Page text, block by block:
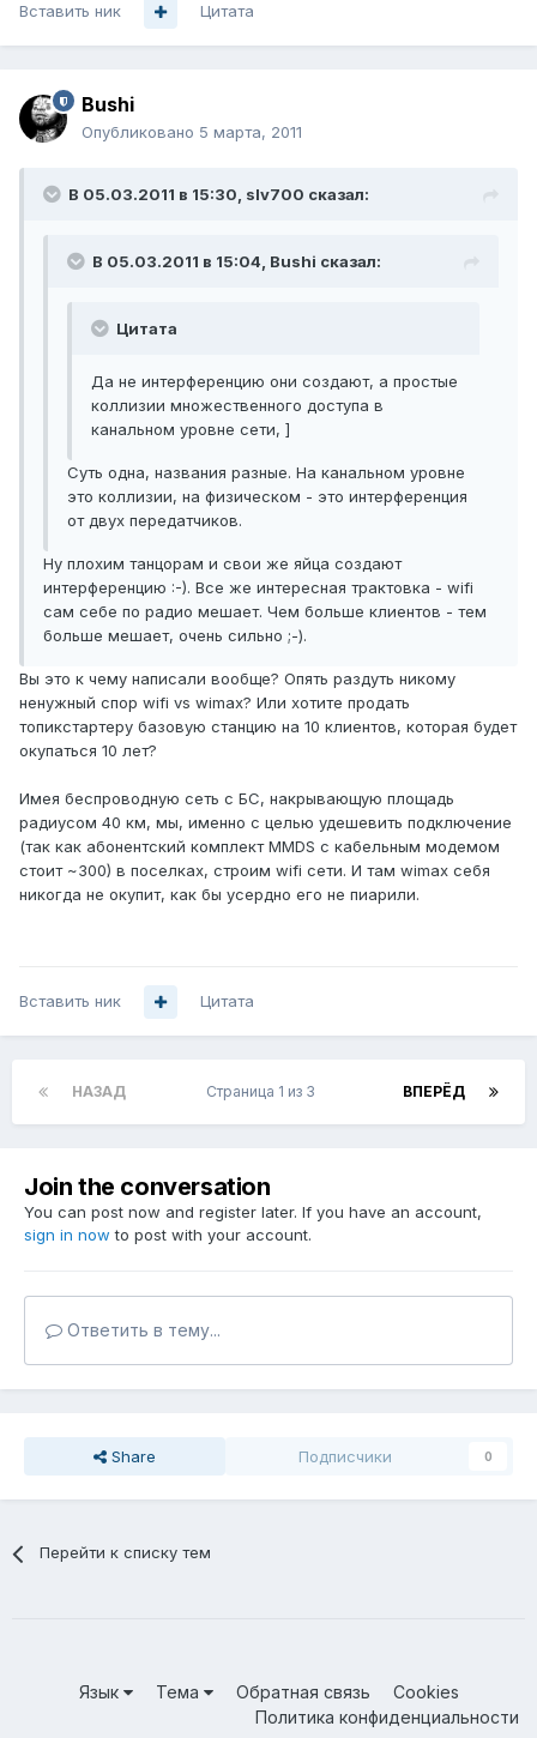
Вставить ник Цитата
Bushi
Опубликовано 5 марта, 2011
В 05.03.2011 в 15:30, slv700 сказал:
В 05.03.2011 в 15:04, Bushi сказал:
Цитата
Да не интерференцию они создают, а простые
коллизии множественного доступа в
канальном уровне сети, ]
Суть одна, названия разные. На канальном уровне
это коллизии, на физическом - это интерференция
от двух передатчиков.
Ну плохим танцорам и свои же яйца создают
интерференцию :-). Все же интересная трактовка - wifi
сам себе по радио мешает. Чем больше клиентов - тем
больше мешает, очень сильно ;-).
Вы это к чему написали вообще? Опять раздуть никому
ненужный спор wifi vs wimax? Или хотите продать
топикстартеру базовую станцию на 10 клиентов, которая будет
окупаться 10 лет?
Имея беспроводную сеть с БС, накрывающую площадь
радиусом 40 км, мы, именно с целью удешевить подключение
(так как абонентский комплект MMDS c кабельным модемом
стоит ~300) в поселках, строим wifi сети. И там wimax себя
никогда не окупит, как бы усердно его не пиарили.
Вставить ник Цитата
НАЗАД ВПЕРЁД
Страница 1 из 3
Join the conversation
You can post now and register later. If you have an account,
sign in now to post with your account.
Ответить в тему...
Share Подписчики 0
Перейти к списку тем
Язык Тема Обратная связь
Cookies
Политика конфиденциальности